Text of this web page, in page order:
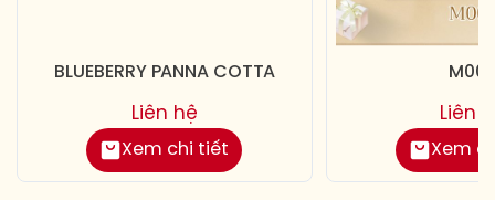
BLUEBERRY PANNA COTTA
Xem chi tiết
Liên hệ
Xem
Liên